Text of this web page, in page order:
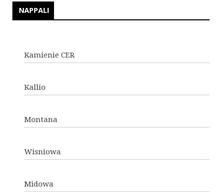
NAPPALI
Kamienie CER
Kallio
Montana
Wisniowa
Midowa